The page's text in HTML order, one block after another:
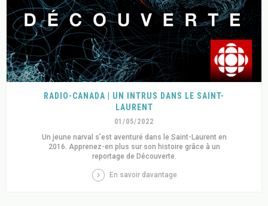
RADIO-CANADA | UN INTRUS DANS LE SAINT-
LAURENT
01/05/2022
Un jeune narval s’est aventuré dans le Saint-Laurent en
2016. Apprenez-en plus sur son histoire grâce à un
reportage de Découverte.
En savoir davantage